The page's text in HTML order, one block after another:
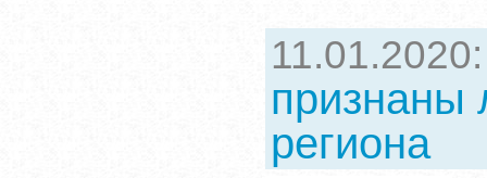
признаны
региона